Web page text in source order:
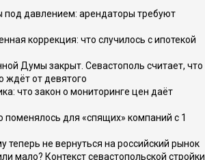
под давлением: арендаторы требуют
коррекция: что случилось с ипотекой
Думы закрыт. Севастополь считает, что
ждёт от девятого
что закон о мониторинге цен даёт
для «спящих» компаний с 1
теперь не вернуться на российский рынок
мало? Контекст севастопольской стройки